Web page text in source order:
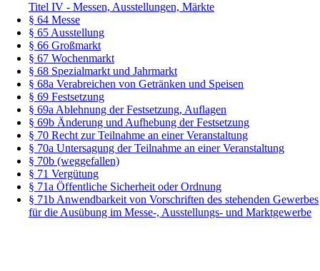
Titel IV - Messen, Ausstellungen, Märkte
§ 64 Messe
§ 65 Ausstellung
§ 66 Großmarkt
§ 67 Wochenmarkt
§ 68 Spezialmarkt und Jahrmarkt
§ 68a Verabreichen von Getränken und Speisen
§ 69 Festsetzung
§ 69a Ablehnung der Festsetzung, Auflagen
§ 69b Änderung und Aufhebung der Festsetzung
§ 70 Recht zur Teilnahme an einer Veranstaltung
§ 70a Untersagung der Teilnahme an einer Veranstaltung
§ 70b (weggefallen)
§ 71 Vergütung
§ 71a Öffentliche Sicherheit oder Ordnung
§ 71b Anwendbarkeit von Vorschriften des stehenden Gewerbes
für die Ausübung im Messe-, Ausstellungs- und Marktgewerbe